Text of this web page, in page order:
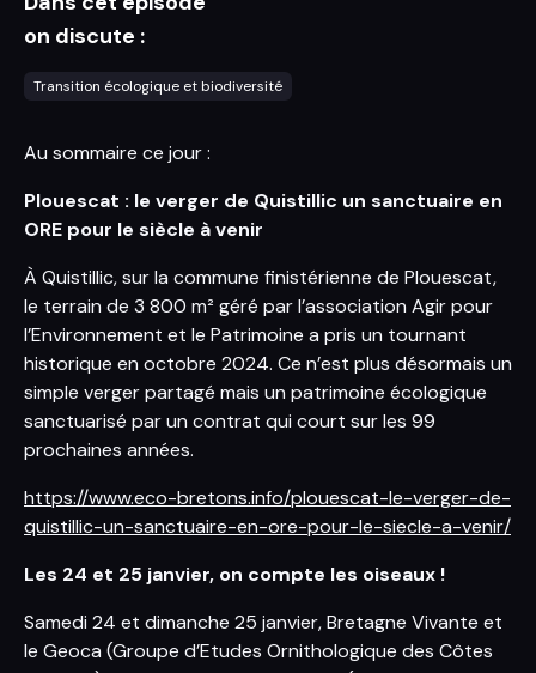
on discute :
Transition écologique et biodiversité
Au sommaire ce jour :
Plouescat : le verger de Quistillic un sanctuaire en
ORE pour le siècle à venir
À Quistillic, sur la commune finistérienne de Plouescat,
le terrain de 3 800 m² géré par l’association Agir pour
l’Environnement et le Patrimoine a pris un tournant
historique en octobre 2024. Ce n’est plus désormais un
simple verger partagé mais un patrimoine écologique
sanctuarisé par un contrat qui court sur les 99
prochaines années.
https://www.eco-bretons.info/plouescat-le-verger-de-
quistillic-un-sanctuaire-en-ore-pour-le-siecle-a-venir/
Les 24 et 25 janvier, on compte les oiseaux !
Samedi 24 et dimanche 25 janvier, Bretagne Vivante et
le Geoca (Groupe d’Etudes Ornithologique des Côtes